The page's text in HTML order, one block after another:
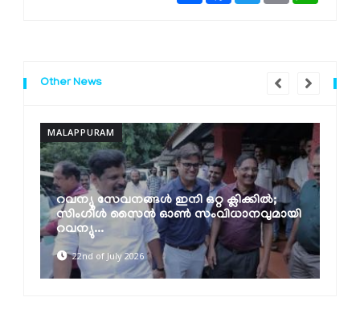
Other News
MALAPPURAM
റവന്യൂ സേവനങ്ങള്‍ ഇനി ഒറ്റ ക്ലിക്കില്‍;
സിംഗിള്‍ സൈന്‍ ഓണ്‍ സംവിധാനവുമായി
റവന്യു...
22nd of July 2026